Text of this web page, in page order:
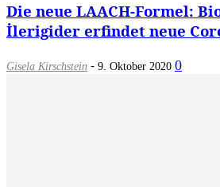
Die neue LAACH-Formel:
İlerigider erfindet neue
Gisela Kirschstein - 9. Oktober 2020 0